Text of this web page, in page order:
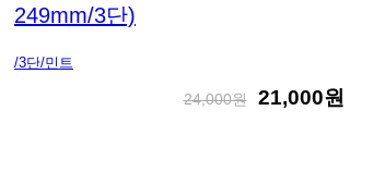
249mm/3단)
/3단/민트
24,000원 21,000원